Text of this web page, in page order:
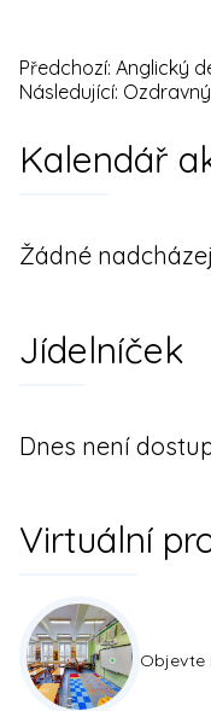
Navigace
pro
Předchozí: Anglický
Následující:
Kalendář
Žádné
Jídelníček
Dnes není
Virtuální
Objevte